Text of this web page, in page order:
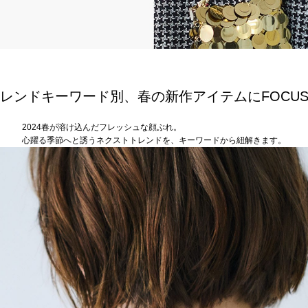
ンドキーワード別、春の新作アイテムに
2024春が溶け込んだフレッシュな顔ぶれ。
心躍る季節へと誘うネクストトレンドを、キーワードから紐解きます。